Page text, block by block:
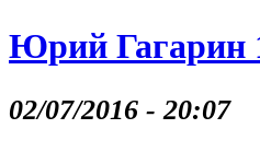
Юрий Гагарин
02/07/2016 - 20:07